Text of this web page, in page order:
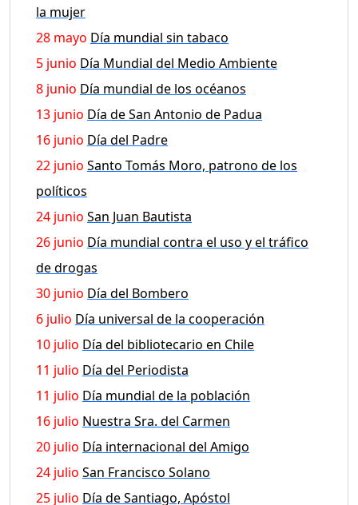
la mujer
28 mayo Día mundial sin tabaco
5 junio Día Mundial del Medio Ambiente
8 junio Día mundial de los océanos
13 junio Día de San Antonio de Padua
16 junio Día del Padre
22 junio Santo Tomás Moro, patrono de los
políticos
24 junio San Juan Bautista
26 junio Día mundial contra el uso y el tráfico
de drogas
30 junio Día del Bombero
6 julio Día universal de la cooperación
10 julio Día del bibliotecario en Chile
11 julio Día del Periodista
11 julio Día mundial de la población
16 julio Nuestra Sra. del Carmen
20 julio Día internacional del Amigo
24 julio San Francisco Solano
25 julio Día de Santiago, Apóstol